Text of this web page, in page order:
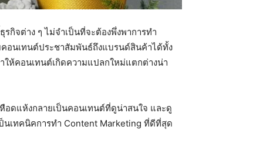
กิจต่าง ๆ ไม่จำเป็นที่จะต้องพึ่งพาการทำ
อนเทนต์ประชาสัมพันธ์ถึงแบรนด์สินค้าได้ทั้ง
ห้คอนเทนต์เกิดความแปลกใหม่แตกต่างน่า
อดแห้งกลายเป็นคอนเทนต์ที่ดูน่าสนใจ และดู
นเทคนิคการทำ Content Marketing ที่ดีที่สุด